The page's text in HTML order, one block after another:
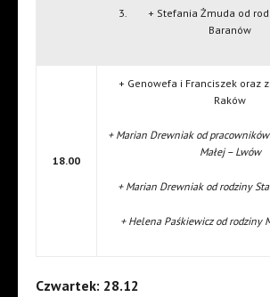
3. + Stefania Żmuda od
Baranów
18.00
+ Genowefa i Franciszek oraz
Raków
+ Marian Drewniak od
Małej – Lwów
+ Marian Drewniak od rodziny
+ Helena Paśkiewicz od rodziny
Czwartek: 28.12